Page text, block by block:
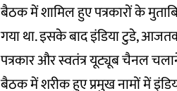
बैठक में शामिल हुए पत्रकारों के
गया था. इसके बाद इंडिया टुडे,
पत्रकार और स्वतंत्र यूट्यूब चैनल
बैठक में शरीक हुए प्रमुख नामों में